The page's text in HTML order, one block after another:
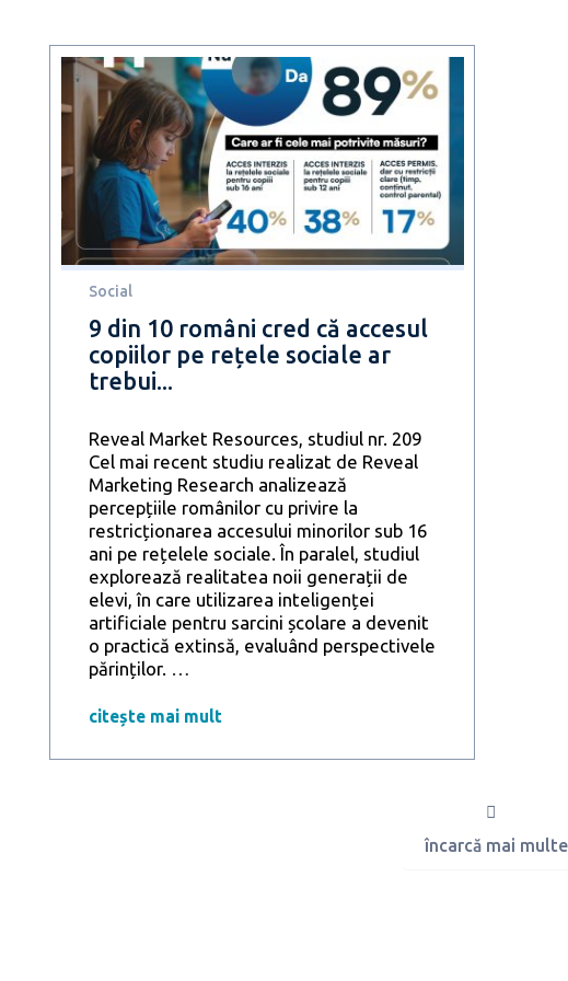
Social
9 din 10 români cred că accesul
copiilor pe rețele sociale ar
trebui...
Reveal Market Resources, studiul nr. 209
Cel mai recent studiu realizat de Reveal
Marketing Research analizează
percepțiile românilor cu privire la
restricționarea accesului minorilor sub 16
ani pe rețelele sociale. În paralel, studiul
explorează realitatea noii generații de
elevi, în care utilizarea inteligenței
artificiale pentru sarcini școlare a devenit
o practică extinsă, evaluând perspectivele
părinților. …
10
cred
citește mai mult
încarcă mai multe